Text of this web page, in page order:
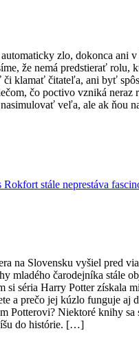
zlo, dokonca ani
že nemá predstierať rolu,
či klamať čitateľa, ani byť
čo poctivo vzniká neraz
veľa, ale ak ňou
Rokfort stále neprestáva
na Slovensku vyšiel pred
mladého čarodejníka stále
si séria Harry Potter získala
a prečo jej kúzlo funguje aj
Potterovi? Niektoré knihy sa
do histórie. […]